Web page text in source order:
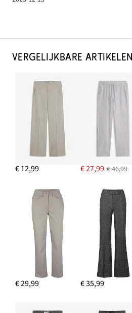
VERGELIJKBARE ARTIKELEN
€ 12,99 € 27,99 € 46,99
€ 29,99 € 35,99